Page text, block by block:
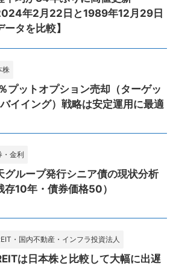
年2月22日と1989年12月29日
ータを比較】
株
プットオプション売却（ターゲッ
バイイング）戦略は安定運用に最適
・金利
グループ発行シニア債の現状分析
存10年・債券価格50）
・国内不動産・インフラ投資法人
は日本株と比較して大幅に出遅